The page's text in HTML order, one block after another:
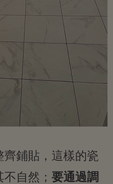
鋪貼，這樣的瓷
自然； 要通過調